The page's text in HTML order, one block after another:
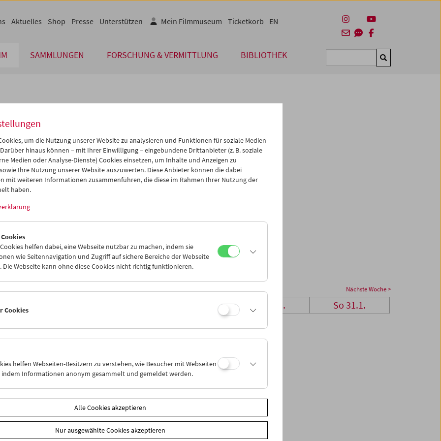
SAMMLUNGEN FORSCHUNG & VERMITTLUNG BIBLIOTHEK Suchen
Aktuelles Shop Presse Unterstützen Mein Filmmuseum Ticketkorb EN
Jan 2010 >>
Mi Do Fr Sa So
30 31 01 02
03
06 07 08 09
10
13 14
20 21
03
iCalender
Programmheft-PDF
English language or subtitles
Nächste Woche >
Mi 27.1. Sa 30.1. So 31.1.
um die Nutzung unserer Website zu analysieren und Funktionen für soziale Medien
hinaus können – mit Ihrer Einwilligung – eingebundene Drittanbieter (z. B. soziale
Medien oder Analyse-Dienste) Cookies einsetzen, um Inhalte und Anzeigen zu
Ihre Nutzung unserer Website auszuwerten. Diese Anbieter können die dabei
mit weiteren Informationen zusammenführen, die diese im Rahmen Ihrer Nutzung der
haben.
helfen dabei, eine Webseite nutzbar zu machen, indem sie
wie Seitennavigation und Zugriff auf sichere Bereiche der Webseite
Die Webseite kann ohne diese Cookies nicht richtig funktionieren.
Cookies
helfen Webseiten-Besitzern zu verstehen, wie Besucher mit Webseiten
indem Informationen anonym gesammelt und gemeldet werden.
Alle Cookies akzeptieren
Nur ausgewählte Cookies akzeptieren